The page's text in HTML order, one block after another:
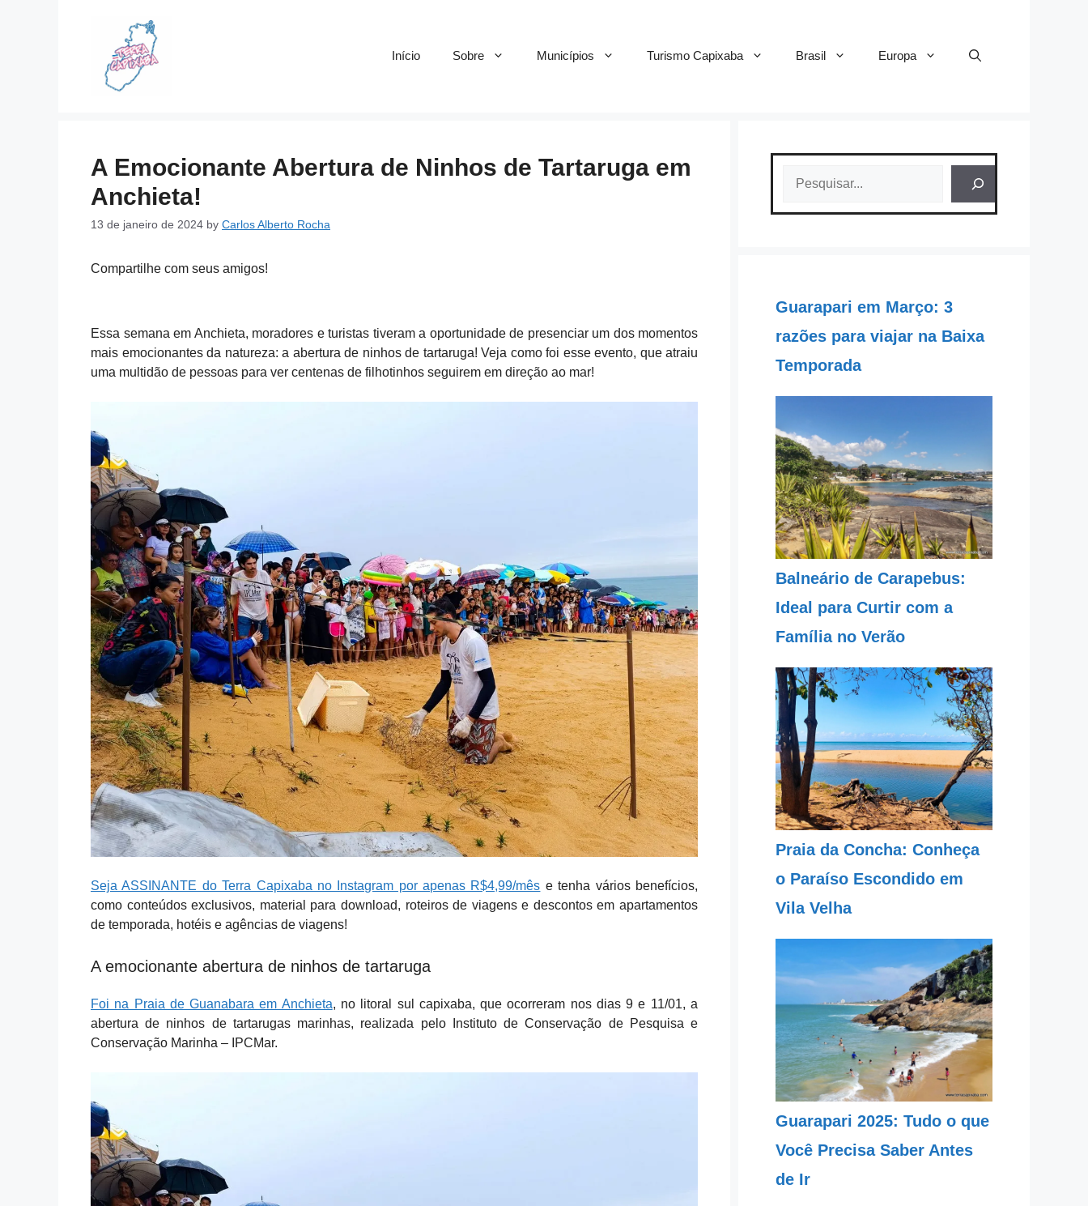
Início Sobre Municípios Turismo Capixaba Brasil Europa
A Emocionante Abertura de Ninhos de Tartaruga em
Anchieta!
13 de janeiro de 2024 by Carlos Alberto Rocha
Compartilhe com seus amigos!
Essa semana em Anchieta, moradores e turistas tiveram a oportunidade de presenciar um dos momentos
mais emocionantes da natureza: a abertura de ninhos de tartaruga! Veja como foi esse evento, que atraiu
uma multidão de pessoas para ver centenas de filhotinhos seguirem em direção ao mar!
Seja ASSINANTE do Terra Capixaba no Instagram por apenas R$4,99/mês e tenha vários benefícios,
como conteúdos exclusivos, material para download, roteiros de viagens e descontos em apartamentos
de temporada, hotéis e agências de viagens!
A emocionante abertura de ninhos de tartaruga
Foi na Praia de Guanabara em Anchieta, no litoral sul capixaba, que ocorreram nos dias 9 e 11/01, a
abertura de ninhos de tartarugas marinhas, realizada pelo Instituto de Conservação de Pesquisa e
Conservação Marinha – IPCMar.
Guarapari em Março: 3
razões para viajar na Baixa
Temporada
Balneário de Carapebus:
Ideal para Curtir com a
Família no Verão
Praia da Concha: Conheça
o Paraíso Escondido em
Vila Velha
Guarapari 2025: Tudo o que
Você Precisa Saber Antes
de Ir